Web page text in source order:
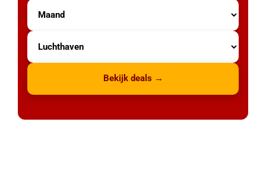
Bekijk deals →